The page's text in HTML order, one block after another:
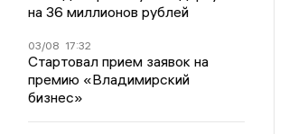
на 36 миллионов рублей
03/08 17:32
Стартовал прием заявок на
премию «Владимирский
бизнес»